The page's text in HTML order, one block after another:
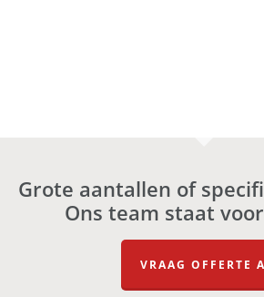
Grote aantallen of
Ons team staat
VRAAG OFFERTE